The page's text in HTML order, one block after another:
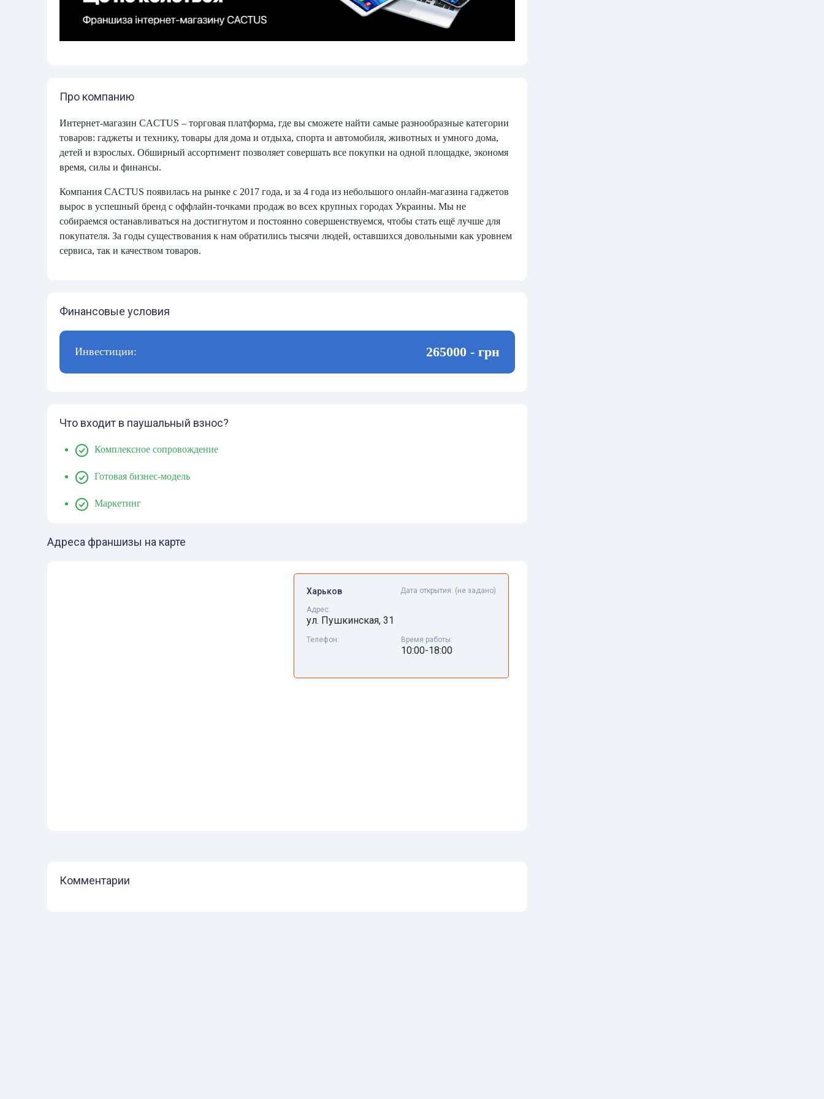
Про компанию
Интернет-магазин CACTUS – торговая платформа, где вы сможете найти самые разнообразные категории
товаров: гаджеты и технику, товары для дома и отдыха, спорта и автомобиля, животных и умного дома,
детей и взрослых. Обширный ассортимент позволяет совершать все покупки на одной площадке, экономя
время, силы и финансы.
Компания CACTUS появилась на рынке с 2017 года, и за 4 года из небольшого онлайн-магазина гаджетов
вырос в успешный бренд с оффлайн-точками продаж во всех крупных городах Украины. Мы не
собираемся останавливаться на достигнутом и постоянно совершенствуемся, чтобы стать ещё лучше для
покупателя. За годы существования к нам обратились тысячи людей, оставшихся довольными как уровнем
сервиса, так и качеством товаров.
Финансовые условия
Инвестиции: 265000 - грн
Что входит в паушальный взнос?
Комплексное сопровождение
Готовая бизнес-модель
Маркетинг
Адреса франшизы на карте
Харьков Дата открытия: (не задано)
Адрес:
ул. Пушкинская, 31
Телефон: Время работы:
10:00-18:00
Комментарии